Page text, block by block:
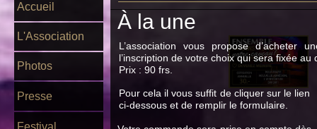
Accueil
L'Association
Photos
Presse
Festival
Pour cela il vous suffit de cliquer sur le lien
ci-dessous et de remplir le formulaire.
À la une
L’association vous propose d’acheter
l’inscription de votre choix qui sera fixée au
Prix : 90 frs.
j